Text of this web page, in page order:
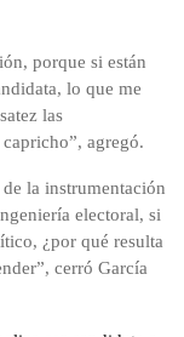
porque si están
lo que me
las
agregó.
la instrumentación
electoral, si
¿por qué resulta
cerró García